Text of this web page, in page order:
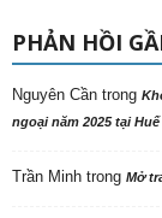
PHẢN HỒI
Nguyên Cần trong
ngoại năm 2025 tại Huế
Trần Minh trong Mở